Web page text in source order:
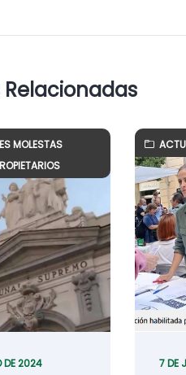
Relacionadas
MOLESTAS
DE 2024 7 DE